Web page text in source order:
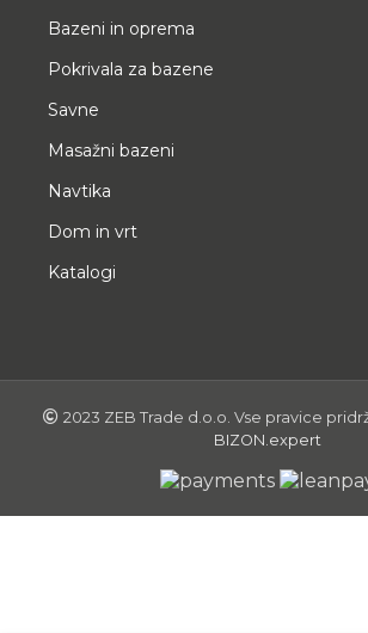
Bazeni in oprema
Pokrivala za bazene
Savne
Masažni bazeni
Navtika
Dom in vrt
Katalogi
2023 ZEB Trade d.o.o. Vse pravice
BIZON.expert